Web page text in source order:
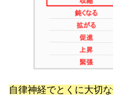
自律神経でとくに大切